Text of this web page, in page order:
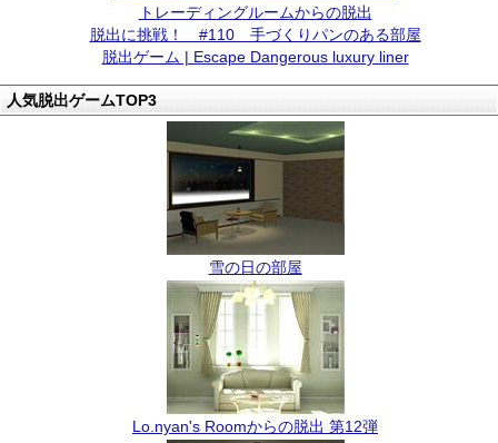
トレーディングルームからの脱出
脱出に挑戦！ #110 手づくりパンのある部屋
脱出ゲーム | Escape Dangerous luxury liner
人気脱出ゲームTOP3
雪の日の部屋
Lo.nyan's Roomからの脱出 第12弾